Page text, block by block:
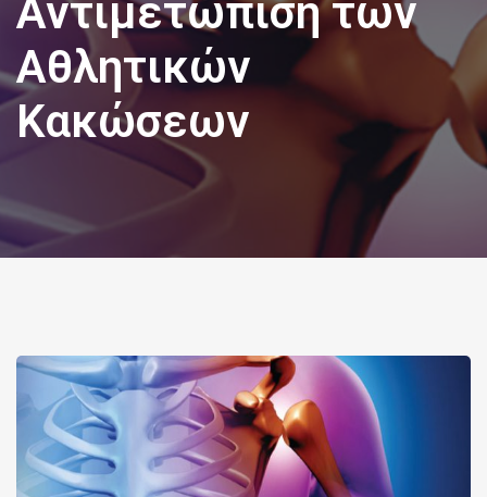
Αντιμετώπιση των
Αθλητικών
Κακώσεων